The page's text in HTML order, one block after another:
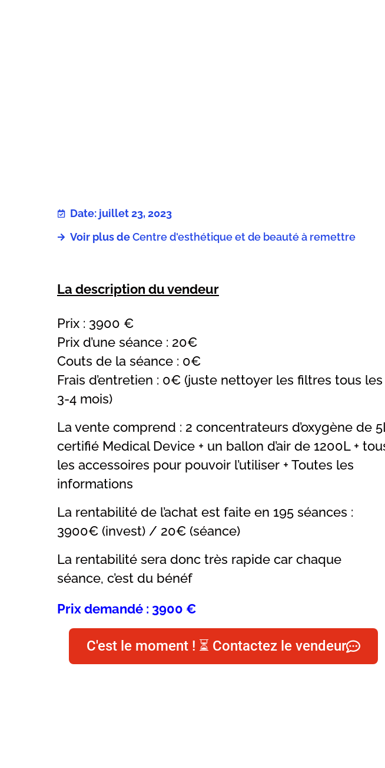
Date: juillet 23, 2023
Voir plus deCentre d'esthétique et de beauté à remettre
La description du vendeur
Prix : 3900 €
Prix d’une séance : 20€
Couts de la séance : 0€
Frais d’entretien : 0€ (juste nettoyer les filtres tous les
3-4 mois)
La vente comprend : 2 concentrateurs d’oxygène de
certifié Medical Device + un ballon d’air de 1200L +
les accessoires pour pouvoir l’utiliser + Toutes les
informations
La rentabilité de l’achat est faite en 195 séances :
3900€ (invest) / 20€ (séance)
La rentabilité sera donc très rapide car chaque
séance, c’est du bénéf
Prix demandé : 3900 €
C'est le moment ! ⏳ Contactez le vendeur